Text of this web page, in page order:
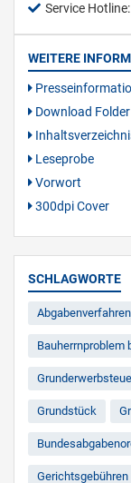
Service
WEITERE
Download Folder
Leseprobe
Vorwort
300dpi Cover
SCHLAGWORTE
Abgabenverfahren
Bauherrnproblem
Grundstück
Gerichtsgebühren